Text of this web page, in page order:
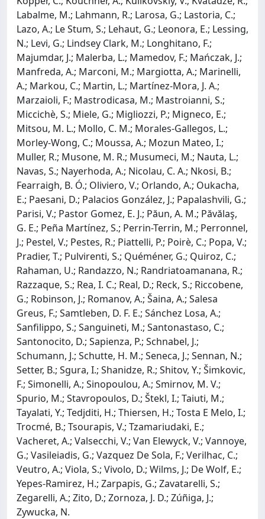
Labalme, M.; Lahmann, R.; Larosa, G.; Lastoria, C.;
Lazo, A.; Le Stum, S.; Lehaut, G.; Leonora, E.; Lessing,
N.; Levi, G.; Lindsey Clark, M.; Longhitano, F.;
Majumdar, J.; Malerba, L.; Mamedov, F.; Mańczak, J.;
Manfreda, A.; Marconi, M.; Margiotta, A.; Marinelli,
A.; Markou, C.; Martin, L.; Martínez-Mora, J. A.;
Marzaioli, F.; Mastrodicasa, M.; Mastroianni, S.;
Miccichè, S.; Miele, G.; Migliozzi, P.; Migneco, E.;
Mitsou, M. L.; Mollo, C. M.; Morales-Gallegos, L.;
Morley-Wong, C.; Moussa, A.; Mozun Mateo, I.;
Muller, R.; Musone, M. R.; Musumeci, M.; Nauta, L.;
Navas, S.; Nayerhoda, A.; Nicolau, C. A.; Nkosi, B.;
Fearraigh, B. Ó.; Oliviero, V.; Orlando, A.; Oukacha,
E.; Paesani, D.; Palacios González, J.; Papalashvili, G.;
Parisi, V.; Pastor Gomez, E. J.; Păun, A. M.; Păvălaş,
G. E.; Peña Martínez, S.; Perrin-Terrin, M.; Perronnel,
J.; Pestel, V.; Pestes, R.; Piattelli, P.; Poirè, C.; Popa, V.;
Pradier, T.; Pulvirenti, S.; Quéméner, G.; Quiroz, C.;
Rahaman, U.; Randazzo, N.; Randriatoamanana, R.;
Razzaque, S.; Rea, I. C.; Real, D.; Reck, S.; Riccobene,
G.; Robinson, J.; Romanov, A.; Šaina, A.; Salesa
Greus, F.; Samtleben, D. F. E.; Sánchez Losa, A.;
Sanfilippo, S.; Sanguineti, M.; Santonastaso, C.;
Santonocito, D.; Sapienza, P.; Schnabel, J.;
Schumann, J.; Schutte, H. M.; Seneca, J.; Sennan, N.;
Setter, B.; Sgura, I.; Shanidze, R.; Shitov, Y.; Šimkovic,
F.; Simonelli, A.; Sinopoulou, A.; Smirnov, M. V.;
Spurio, M.; Stavropoulos, D.; Štekl, I.; Taiuti, M.;
Tayalati, Y.; Tedjditi, H.; Thiersen, H.; Tosta E Melo, I.;
Trocmé, B.; Tsourapis, V.; Tzamariudaki, E.;
Vacheret, A.; Valsecchi, V.; Van Elewyck, V.; Vannoye,
G.; Vasileiadis, G.; Vazquez De Sola, F.; Verilhac, C.;
Veutro, A.; Viola, S.; Vivolo, D.; Wilms, J.; De Wolf, E.;
Yepes-Ramirez, H.; Zarpapis, G.; Zavatarelli, S.;
Zegarelli, A.; Zito, D.; Zornoza, J. D.; Zúñiga, J.;
Zywucka, N.